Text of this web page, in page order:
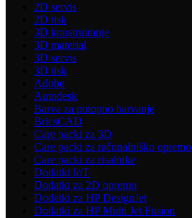
2D servis
2D tisk
3D konstruiranje
3D material
3D servis
3D tisk
Adobe
Autodesk
Barva za potopno barvanje
BricsCAD
Care packi za 3D
Care packi za računalniško opremo
Care packi za risalnike
Dodatki IoT
Dodatki za 2D opremo
Dodatki za HP DesignJet
Dodatki za HP Multi Jet Fusion